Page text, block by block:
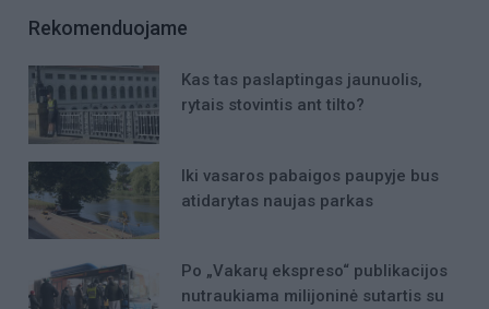
Rekomenduojame
Kas tas paslaptingas jaunuolis,
rytais stovintis ant tilto?
Iki vasaros pabaigos paupyje bus
atidarytas naujas parkas
Po „Vakarų ekspreso“ publikacijos
nutraukiama milijoninė sutartis su